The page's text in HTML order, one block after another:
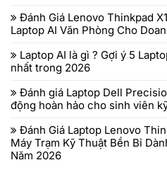
Đánh Giá Lenovo Thinkpad
Laptop AI Văn Phòng Cho
Laptop AI là gì ? Gợi ý 5
nhất trong 2026
Đánh giá Laptop Dell
động hoàn hảo cho sinh viên
Đánh Giá Laptop Lenovo
Máy Trạm Kỹ Thuật Bền Bỉ
Năm 2026